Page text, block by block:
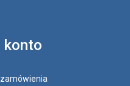
konto